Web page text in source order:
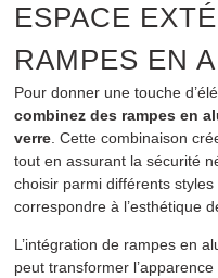
ESPACE
RAMPES EN
Pour donner une touche
combinez des rampes en
verre . Cette combinaison
tout en assurant la sécurité
choisir parmi différents
correspondre à l’esthétique
L’intégration de rampes en
peut transformer